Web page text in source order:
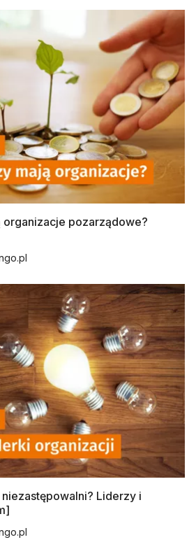
organizacje pozarządowe?
Liderzy i